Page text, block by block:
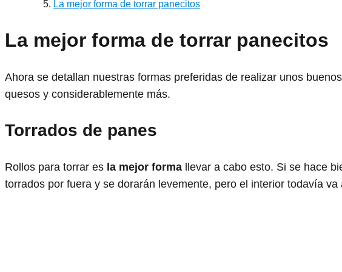
La mejor forma de torrar panecitos
La mejor forma de torrar panecitos
Ahora se detallan nuestras formas preferidas de realizar unos
quesos y considerablemente más.
Torrados de panes
Rollos para torrar es la mejor forma llevar a cabo esto. Si se hace
torrados por fuera y se dorarán levemente, pero el interior todavía